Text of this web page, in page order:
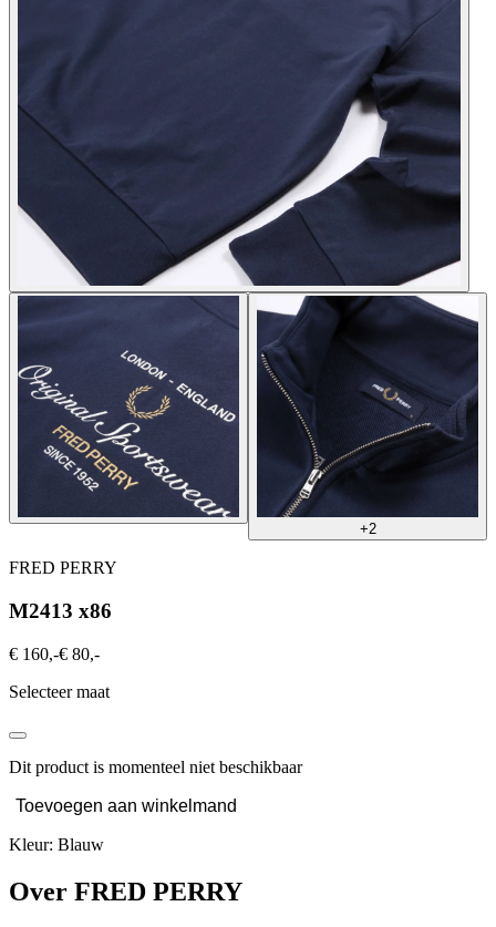
+2
FRED PERRY
M2413 x86
€ 160,-€ 80,-
Selecteer maat
Dit product is momenteel niet beschikbaar
Toevoegen aan winkelmand
Kleur: Blauw
Over FRED PERRY